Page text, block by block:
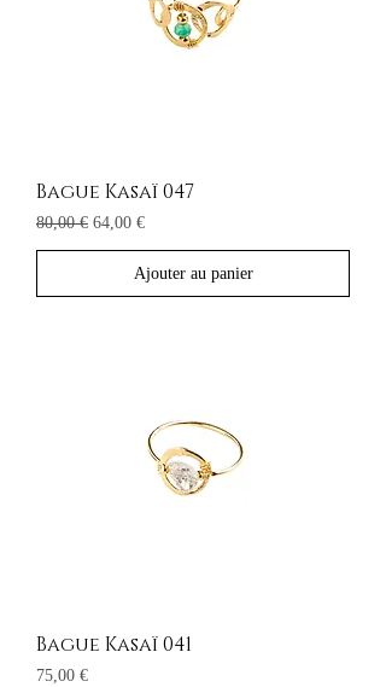
Bague Kasaï 047
Prix original
80,00 € Prix promotionnel
64,00 €
Ajouter au panier
Bague Kasaï 041
Prix
75,00 €